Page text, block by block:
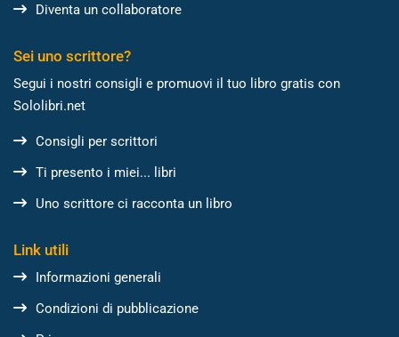
Diventa un collaboratore
Sei uno scrittore?
Segui i nostri consigli e promuovi il tuo libro gratis con
Sololibri.net
Consigli per scrittori
Ti presento i miei... libri
Uno scrittore ci racconta un libro
Link utili
Informazioni generali
Condizioni di pubblicazione